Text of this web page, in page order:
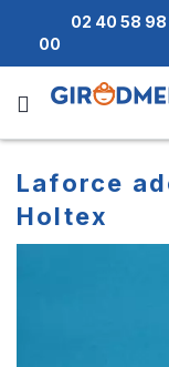
02 40 58 98
00
Laforce
Holtex